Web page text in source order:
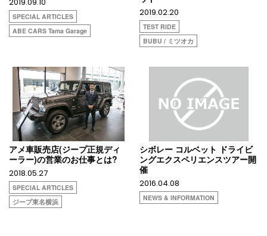
SPECIAL ARTICLES
ABE CARS Tama Garage
2019.02.20
TEST RIDE
BUBU / ミツオカ
アメ車販売店(ジープ正規ディ
ーラー)の営業のお仕事とは?
2018.05.27
SPECIAL ARTICLES
ジープ東名横浜
シボレー コルベット ドライビ
ングエクスペリエンスツアー開
催
2016.04.08
NEWS & INFORMATION